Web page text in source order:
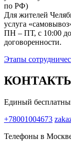
по РФ)
Для жителей
услуга
ПН – ПТ, с 10:00 до
договоренности.
Этапы
Единый
+78001004673
Телефоны в